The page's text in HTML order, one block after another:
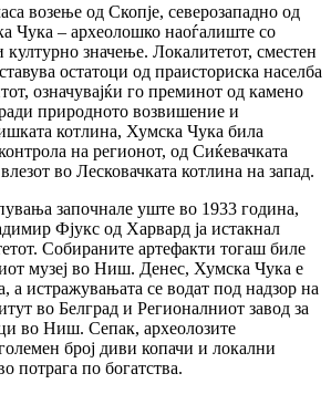
возење од Скопје, северозападно од
Чука – археолошко наоѓалиште со
значење. Локалитетот, сместен
остатоци од праисториска населба
означувајќи го преминот од камено
природното возвишение и
котлина, Хумска Чука била
на регионот, од Сиќевачката
во Лесковачката котлина на запад.
започнале уште во 1933 година,
Фјукс од Харвард ја истакнал
Собираните артефакти тогаш биле
музеј во Ниш. Денес, Хумска Чука е
а истражувањата се водат под надзор на
во Белград и Регионалниот завод за
во Ниш. Сепак, археолозите
број диви копачи и локални
потрага по богатства.